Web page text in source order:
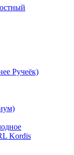
Ручеёк)
Kordis